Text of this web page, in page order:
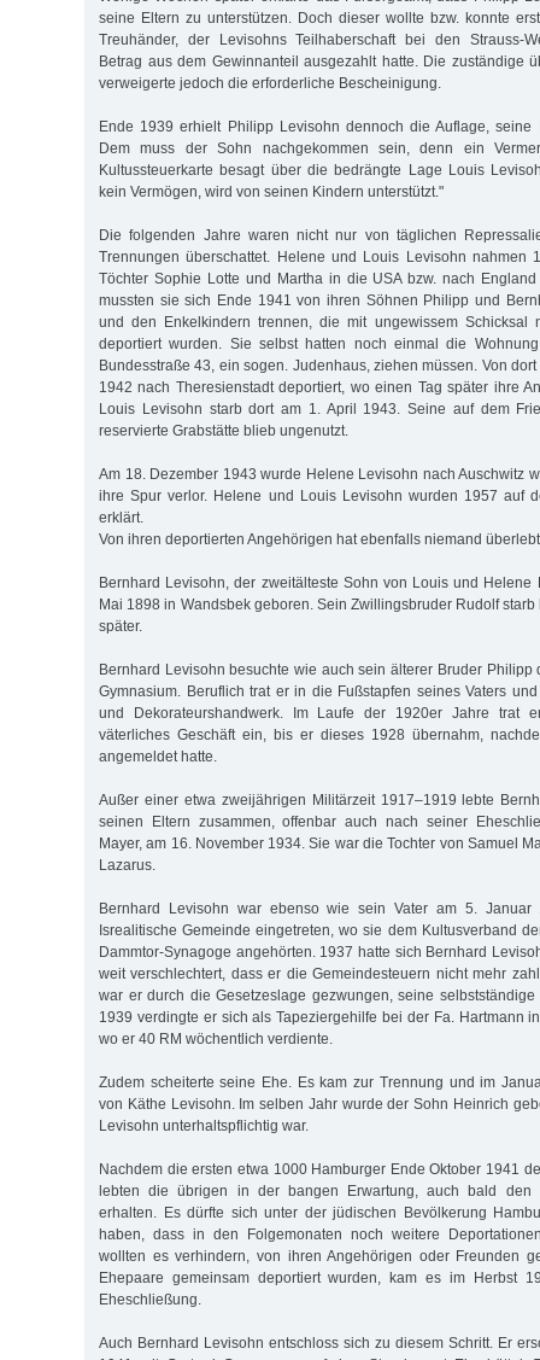
seine Eltern zu unterstützen. Doch dieser wollte bzw. konnte
Treuhänder, der Levisohns Teilhaberschaft bei den Strauss-
Betrag aus dem Gewinnanteil ausgezahlt hatte. Die zuständige
verweigerte jedoch die erforderliche Bescheinigung.
Ende 1939 erhielt Philipp Levisohn dennoch die Auflage, seine
Dem muss der Sohn nachgekommen sein, denn ein
Kultussteuerkarte besagt über die bedrängte Lage Louis
kein Vermögen, wird von seinen Kindern unterstützt."
Die folgenden Jahre waren nicht nur von täglichen
Trennungen überschattet. Helene und Louis Levisohn nahmen
Töchter Sophie Lotte und Martha in die USA bzw. nach
mussten sie sich Ende 1941 von ihren Söhnen Philipp und
und den Enkelkindern trennen, die mit ungewissem Schicksal
deportiert wurden. Sie selbst hatten noch einmal die
Bundesstraße 43, ein sogen. Judenhaus, ziehen müssen. Von
1942 nach Theresienstadt deportiert, wo einen Tag später ihre
Louis Levisohn starb dort am 1. April 1943. Seine auf dem
reservierte Grabstätte blieb ungenutzt.
Am 18. Dezember 1943 wurde Helene Levisohn nach Auschwitz
ihre Spur verlor. Helene und Louis Levisohn wurden 1957 auf
erklärt.
Von ihren deportierten Angehörigen hat ebenfalls niemand
Bernhard Levisohn, der zweitälteste Sohn von Louis und Helene
Mai 1898 in Wandsbek geboren. Sein Zwillingsbruder Rudolf
später.
Bernhard Levisohn besuchte wie auch sein älterer Bruder Philipp
Gymnasium. Beruflich trat er in die Fußstapfen seines Vaters
und Dekorateurshandwerk. Im Laufe der 1920er Jahre trat
väterliches Geschäft ein, bis er dieses 1928 übernahm,
angemeldet hatte.
Außer einer etwa zweijährigen Militärzeit 1917–1919 lebte
seinen Eltern zusammen, offenbar auch nach seiner
Mayer, am 16. November 1934. Sie war die Tochter von Samuel
Lazarus.
Bernhard Levisohn war ebenso wie sein Vater am 5.
Isrealitische Gemeinde eingetreten, wo sie dem Kultusverband
Dammtor-Synagoge angehörten. 1937 hatte sich Bernhard
weit verschlechtert, dass er die Gemeindesteuern nicht mehr
war er durch die Gesetzeslage gezwungen, seine selbstständige
1939 verdingte er sich als Tapeziergehilfe bei der Fa. Hartmann
wo er 40 RM wöchentlich verdiente.
Zudem scheiterte seine Ehe. Es kam zur Trennung und im
von Käthe Levisohn. Im selben Jahr wurde der Sohn Heinrich
Levisohn unterhaltspflichtig war.
Nachdem die ersten etwa 1000 Hamburger Ende Oktober 1941
lebten die übrigen in der bangen Erwartung, auch bald den
erhalten. Es dürfte sich unter der jüdischen Bevölkerung
haben, dass in den Folgemonaten noch weitere
wollten es verhindern, von ihren Angehörigen oder Freunden
Ehepaare gemeinsam deportiert wurden, kam es im Herbst
Eheschließung.
Auch Bernhard Levisohn entschloss sich zu diesem Schritt. Er